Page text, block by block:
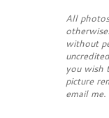
All
without
you wish
picture
email